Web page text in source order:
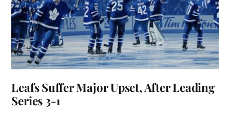
Leafs Suffer Major Upset, After Leading
Series 3-1